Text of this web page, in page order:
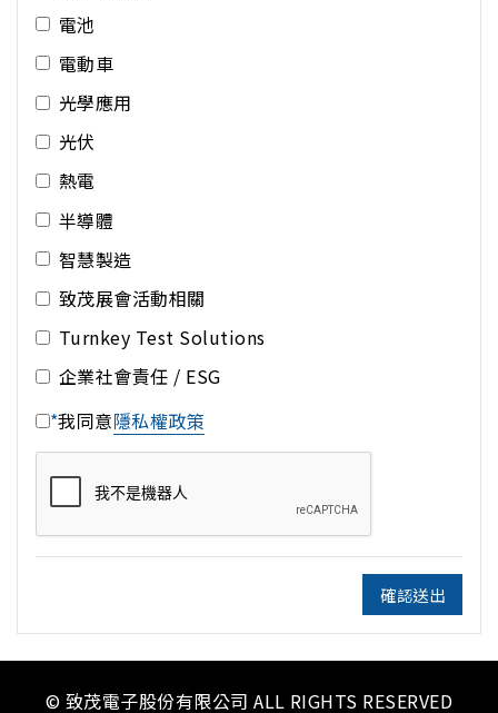
電池
電動車
光學應用
光伏
熱電
半導體
智慧製造
致茂展會活動相關
Turnkey Test Solutions
企業社會責任 / ESG
*我同意隱私權政策
確認送出
© 致茂電子股份有限公司 ALL RIGHTS RESERVED